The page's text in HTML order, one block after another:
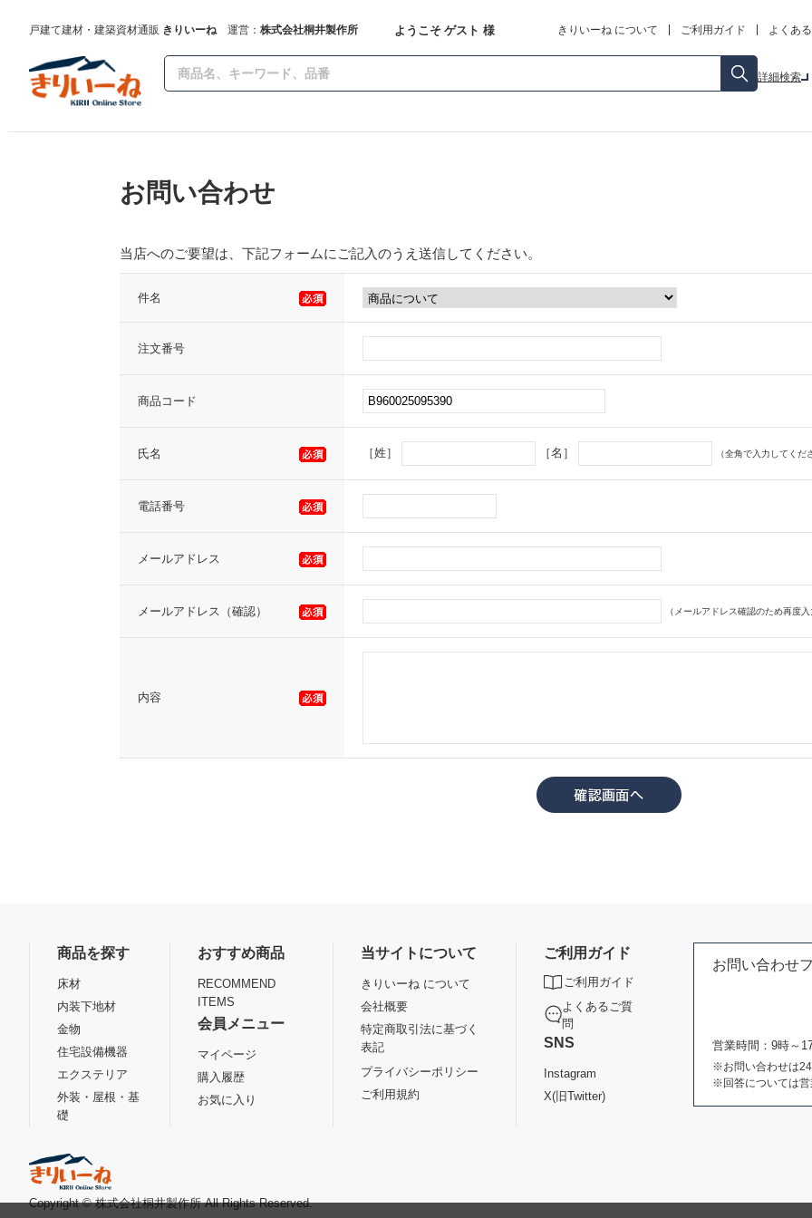
戸建て建材・建築資材通販 きりいーね運営： 株式会社桐井製作所 ようこそ ゲスト 様 きりいーね について ご利用ガイド よくあ
詳細検索
お問い合わせ
当店へのご要望は、下記フォームにご記入のうえ送信してください。
件名
注文番号
商品コード
氏名 ［姓］ ［名］ （全角で入力してくだ
電話番号
メールアドレス
メールアドレス（確認） （メールアドレス確認のため再度
内容
商品を探す
床材
内装下地材
金物
住宅設備機器
エクステリア
外装・屋根・基
礎
おすすめ商品
RECOMMEND
ITEMS
会員メニュー
マイページ
購入履歴
お気に入り
当サイトについて
きりいーね について
会社概要
特定商取引法に基づく
表記
プライバシーポリシー
ご利用規約
ご利用ガイド
ご利用ガイド
よくあるご質
問
SNS
Instagram
X(旧Twitter)
Copyright © 株式会社桐井製作所 All Rights Reserved.
お問い合わせ
営業時間：9時～
※お問い合わせは24
※回答については営